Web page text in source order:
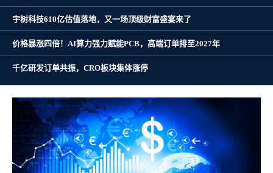
宇树科技610亿估值落地，又一场顶级财富盛宴来了
价格暴涨四倍！AI算力强力赋能PCB，高端订单排至2027年
千亿研发订单共振，CRO板块集体涨停